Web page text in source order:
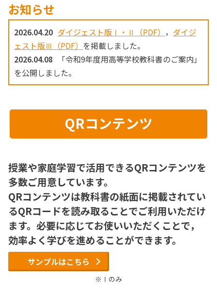
お知らせ
2026.04.20 ダイジェスト版Ⅰ・Ⅱ（PDF） ， ダイジ
ェスト版Ⅲ（PDF） を掲載しました。
2026.04.08
「令和9年度用高等学校教科書のご案内」
を公開しました。
QRコンテンツ
授業や家庭学習で活用できるQRコンテンツを
多数ご用意しています。
QRコンテンツは教科書の紙面に掲載されてい
るQRコードを読み取ることでご利用いただけ
ます。必要に応じてお使いいただくことで，
効率よく学びを進めることができます。
サンプルはこちら
※Ⅰのみ